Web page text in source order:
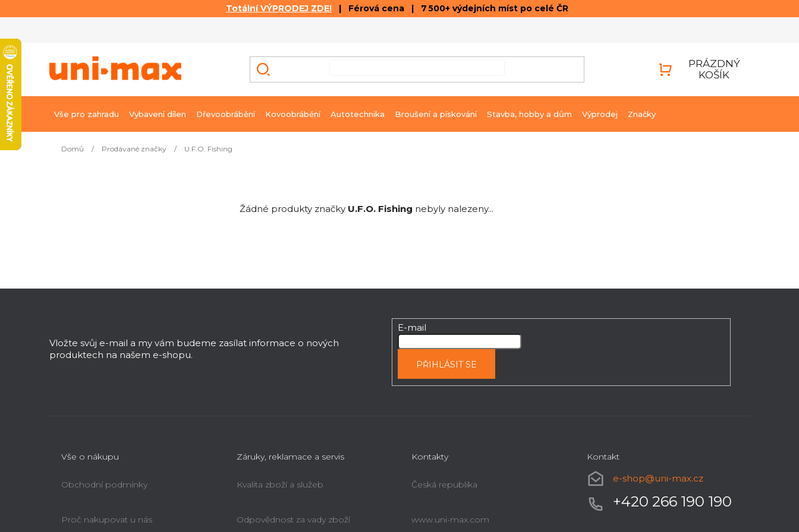
Totální VÝPRODEJ ZDE! | Férová cena | 7 500+ výdejních míst po celé ČR
obsah
PRÁZDNÝ
KOŠÍK
Vše pro zahradu Vybavení dílen Dřevoobrábění Kovoobrábění Autotechnika Broušení a pískování Stavba, hobby a dům Výprodej Značky
Domů / Prodávané značky / U.F.O. Fishing
n
e
Žádné produkty značky U.F.O. Fishing nebyly nalezeny...
Vložte svůj e-mail a my vám budeme zasílat informace o nových
produktech na našem e-shopu.
E-mail
PŘIHLÁSIT SE
Vše o nákupu
Obchodní podmínky
Proč nakupovat u nás
Záruky, reklamace a servis
Kvalita zboží a služeb
Odpovědnost za vady zboží
Kontakty
Česká republika
www.uni-max.com
Kontakt
e-shop@uni-max.cz
+420 266 190 190